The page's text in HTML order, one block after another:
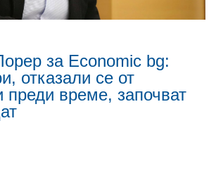
за Economic bg:
отказали се от
преди време, започват